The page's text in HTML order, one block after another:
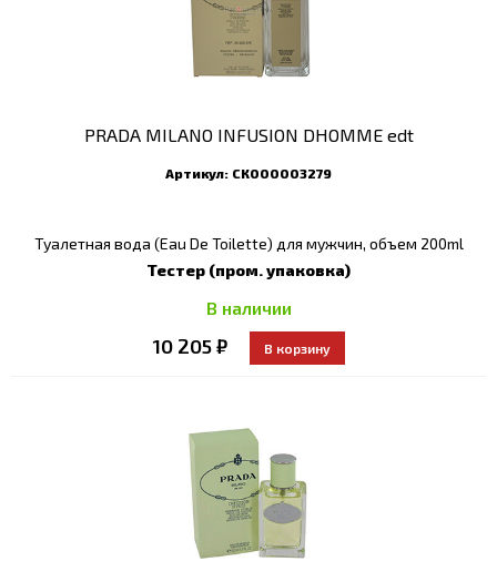
PRADA MILANO INFUSION DHOMME edt
Артикул: СК000003279
Туалетная вода (Eau De Toilette) для мужчин, объем 200ml
Тестер (пром. упаковка)
В наличии
10 205 ₽